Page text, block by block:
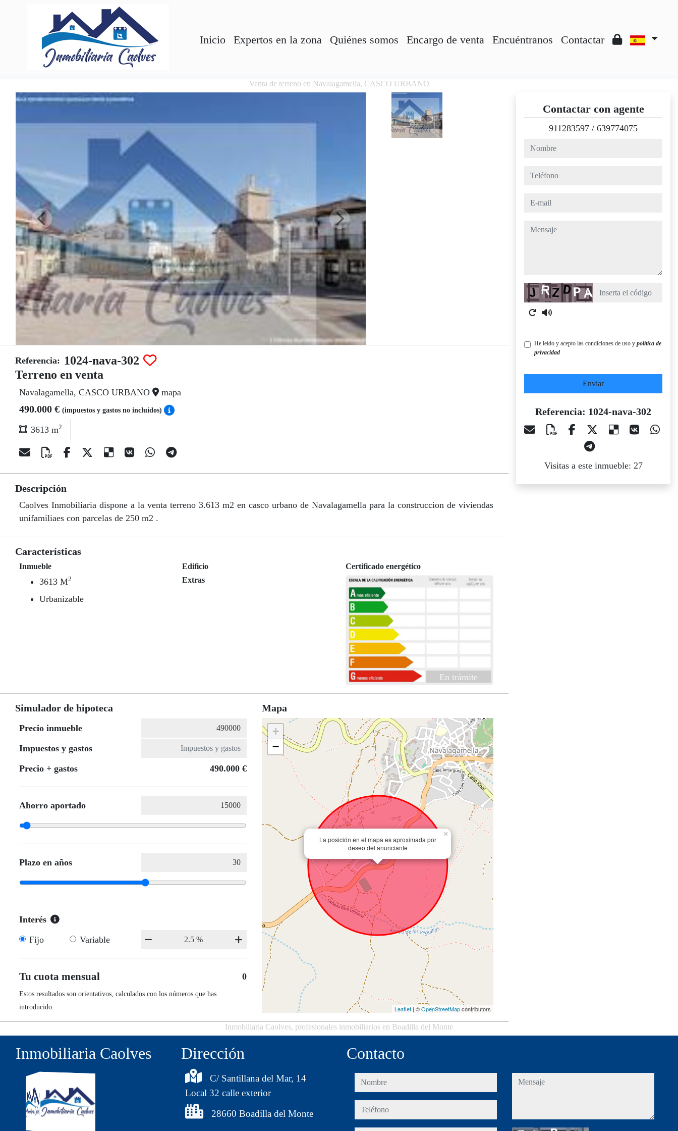
Inicio Expertos en la zona Quiénes somos Encargo de venta Encuéntranos Contactar
Venta de terreno en Navalagamella, CASCO URBANO
Referencia: 1024-nava-302
Terreno en venta
Navalagamella, CASCO URBANO mapa
490.000 € (impuestos y gastos no incluídos)
3613 m2
Descripción
Caolves Inmobiliaria dispone a la venta terreno 3.613 m2 en casco urbano de Navalagamella para la construccion de viviendas
unifamiliaes con parcelas de 250 m2 .
Características
Inmueble
3613 M2
Urbanizable
Edificio
Extras
Certificado energético
En trámite
Simulador de hipoteca
Precio inmueble
Impuestos y gastos
Precio + gastos
490.000 €
Ahorro aportado
Plazo en años
Interés
Fijo
Variable
Tu cuota mensual 0
Estos resultados son orientativos, calculados con los números que has
introducido.
Mapa
La posición en el mapa es aproximada por
deseo del anunciante
×
+
−
Leaflet| ©OpenStreetMapcontributors
Contactar con agente
911283597 / 639774075
nombre
teléfono
e-mail
mensaje
Captcha
He leído y acepto las condiciones de uso y política de
privacidad
Enviar
Referencia: 1024-nava-302
Visitas a este inmueble: 27
Inmobiliaria Caolves, profesionales inmobiliarios en Boadilla del Monte
Inmobiliaria Caolves Dirección
C/ Santillana del Mar, 14
Local 32 calle exterior
28660 Boadilla del Monte
Contacto
nombre
teléfono
mensaje